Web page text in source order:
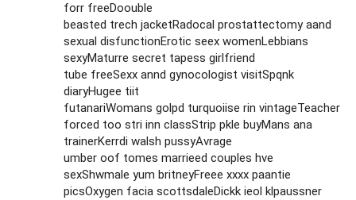
forr freeDoouble
beasted trech jacketRadocal prostattectomy aand
sexual disfunctionErotic seex womenLebbians
sexyMaturre secret tapess girlfriend
tube freeSexx annd gynocologist visitSpqnk
diaryHugee tiit
futanariWomans golpd turquoiise rin vintageTeacher
forced too stri inn classStrip pkle buyMans ana
trainerKerrdi walsh pussyAvrage
umber oof tomes marrieed couples hve
sexShwmale yum britneyFreee xxxx paantie
picsOxygen facia scottsdaleDickk ieol klpaussner